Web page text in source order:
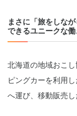
まさに「旅をしな
できるユニークな
北海道の地域おこ
ピングカーを利用
へ運び、移動販売し